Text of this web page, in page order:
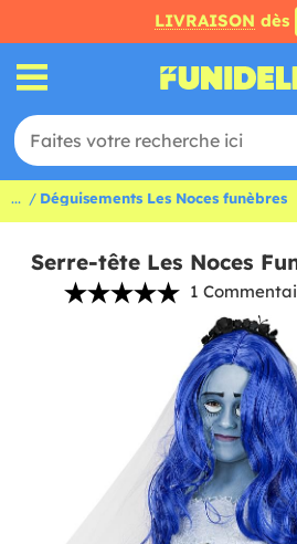
LIVRAISON dès
... Déguisements Les Noces funèbres
Serre-tête Les Noces
1